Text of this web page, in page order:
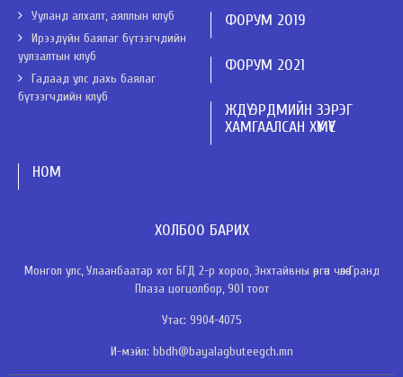
Ууланд алхалт, аяллын клуб
Ирээдүйн баялаг бүтээгчдийн
уулзалтын клуб
Гадаад улс дахь баялаг
бүтээгчдийн клуб
ФОРУМ 2019
ФОРУМ 2021
ЖДҮ ЭРДМИЙН ЗЭРЭГ
ХАМГААЛСАН ХҮМҮҮС
НОМ
ХОЛБОО БАРИХ
Монгол улс, Улаанбаатар хот БГД 2-р хороо, Энхтайвны өргөн чөлөө Гранд
Плаза цогцолбор, 901 тоот
Утас: 9904-4075
И-мэйл: bbdh@bayalagbuteegch.mn